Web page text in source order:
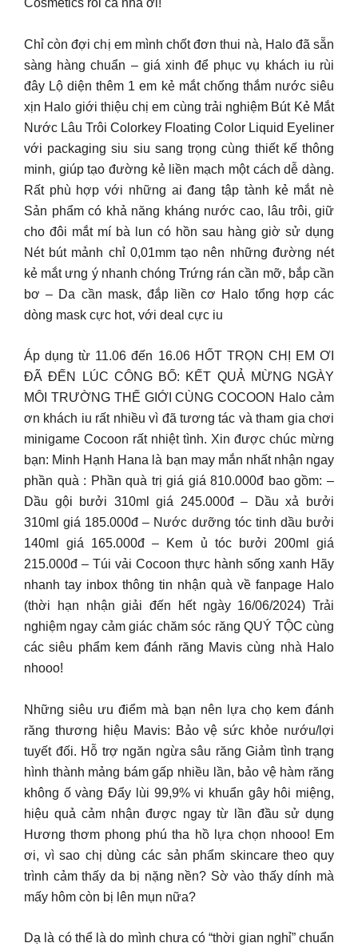
Cosmetics rồi cả nhà ơi!
Chỉ còn đợi chị em mình chốt đơn thui nà, Halo đã sẵn
sàng hàng chuẩn – giá xinh để phục vụ khách iu rùi
đây Lộ diện thêm 1 em kẻ mắt chống thắm nước siêu
xịn Halo giới thiệu chị em cùng trải nghiệm Bút Kẻ Mắt
Nước Lâu Trôi Colorkey Floating Color Liquid Eyeliner
với packaging siu siu sang trọng cùng thiết kế thông
minh, giúp tạo đường kẻ liền mạch một cách dễ dàng.
Rất phù hợp với những ai đang tập tành kẻ mắt nè
Sản phẩm có khả năng kháng nước cao, lâu trôi, giữ
cho đôi mắt mí bà lun có hồn sau hàng giờ sử dụng
Nét bút mảnh chỉ 0,01mm tạo nên những đường nét
kẻ mắt ưng ý nhanh chóng Trứng rán cần mỡ, bắp cần
bơ – Da cần mask, đắp liền cơ Halo tổng hợp các
dòng mask cực hot, với deal cực iu
Áp dụng từ 11.06 đến 16.06 HỐT TRỌN CHỊ EM ƠI
ĐÃ ĐẾN LÚC CÔNG BỐ: KẾT QUẢ MỪNG NGÀY
MÔI TRƯỜNG THẾ GIỚI CÙNG COCOON Halo cảm
ơn khách iu rất nhiều vì đã tương tác và tham gia chơi
minigame Cocoon rất nhiệt tình. Xin được chúc mừng
bạn: Minh Hạnh Hana là bạn may mắn nhất nhận ngay
phần quà : Phần quà trị giá giá 810.000đ bao gồm: –
Dầu gội bưởi 310ml giá 245.000đ – Dầu xả bưởi
310ml giá 185.000đ – Nước dưỡng tóc tinh dầu bưởi
140ml giá 165.000đ – Kem ủ tóc bưởi 200ml giá
215.000đ – Túi vải Cocoon thực hành sống xanh Hãy
nhanh tay inbox thông tin nhận quà về fanpage Halo
(thời hạn nhận giải đến hết ngày 16/06/2024) Trải
nghiệm ngay cảm giác chăm sóc răng QUÝ TỘC cùng
các siêu phẩm kem đánh răng Mavis cùng nhà Halo
nhooo!
Những siêu ưu điểm mà bạn nên lựa chọ kem đánh
răng thương hiệu Mavis: Bảo vệ sức khỏe nướu/lợi
tuyết đối. Hỗ trợ ngăn ngừa sâu răng Giảm tình trạng
hình thành mảng bám gấp nhiều lần, bảo vệ hàm răng
không ố vàng Đẩy lùi 99,9% vi khuẩn gây hôi miệng,
hiệu quả cảm nhận được ngay từ lần đầu sử dụng
Hương thơm phong phú tha hồ lựa chọn nhooo! Em
ơi, vì sao chị dùng các sản phẩm skincare theo quy
trình cảm thấy da bị nặng nền? Sờ vào thấy dính mà
mấy hôm còn bị lên mụn nữa?
Dạ là có thể là do mình chưa có “thời gian nghỉ” chuẩn